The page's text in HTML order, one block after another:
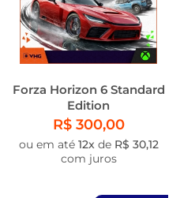
Forza Horizon 6 Standard
Edition
R$ 300,00
ou em até 12xde R$ 30,12
com juros